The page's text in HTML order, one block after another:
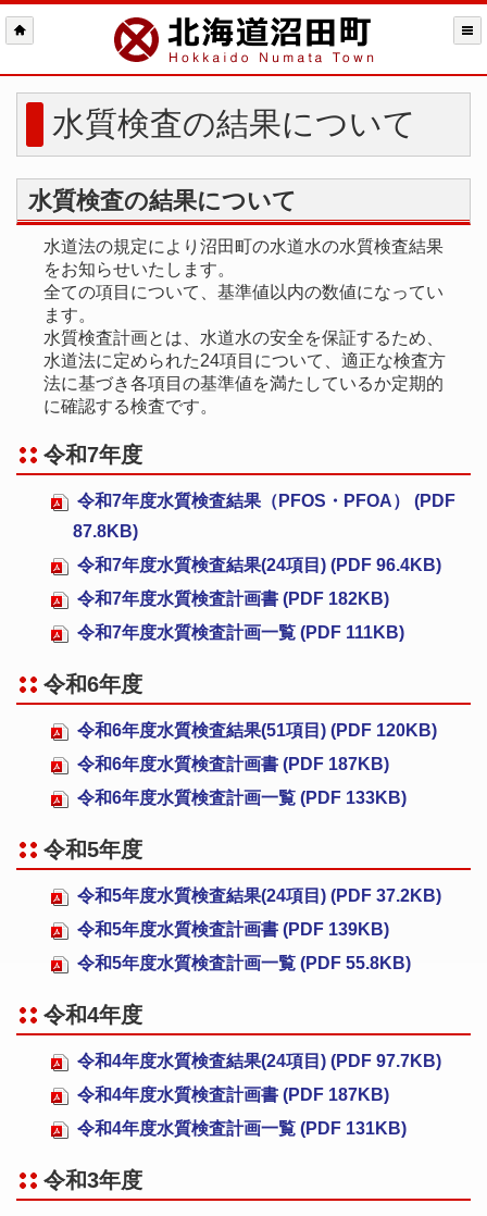
水質検査の結果について
水質検査の結果について
水道法の規定により沼田町の水道水の水質検査結果
をお知らせいたします。
全ての項目について、基準値以内の数値になってい
ます。
水質検査計画とは、水道水の安全を保証するため、
水道法に定められた24項目について、適正な検査方
法に基づき各項目の基準値を満たしているか定期的
に確認する検査です。
令和7年度
令和7年度水質検査結果（PFOS・PFOA） (PDF
87.8KB)
令和7年度水質検査結果(24項目) (PDF 96.4KB)
令和7年度水質検査計画書 (PDF 182KB)
令和7年度水質検査計画一覧 (PDF 111KB)
令和6年度
令和6年度水質検査結果(51項目) (PDF 120KB)
令和6年度水質検査計画書 (PDF 187KB)
令和6年度水質検査計画一覧 (PDF 133KB)
令和5年度
令和5年度水質検査結果(24項目) (PDF 37.2KB)
令和5年度水質検査計画書 (PDF 139KB)
令和5年度水質検査計画一覧 (PDF 55.8KB)
令和4年度
令和4年度水質検査結果(24項目) (PDF 97.7KB)
令和4年度水質検査計画書 (PDF 187KB)
令和4年度水質検査計画一覧 (PDF 131KB)
令和3年度